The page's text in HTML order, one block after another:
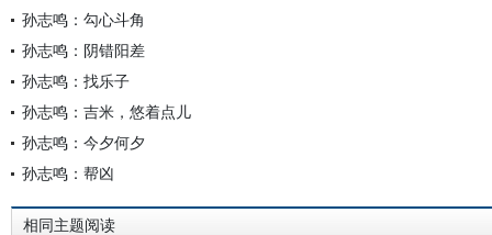
孙志鸣：勾心斗角
孙志鸣：阴错阳差
孙志鸣：找乐子
孙志鸣：吉米，悠着点儿
孙志鸣：今夕何夕
孙志鸣：帮凶
相同主题阅读